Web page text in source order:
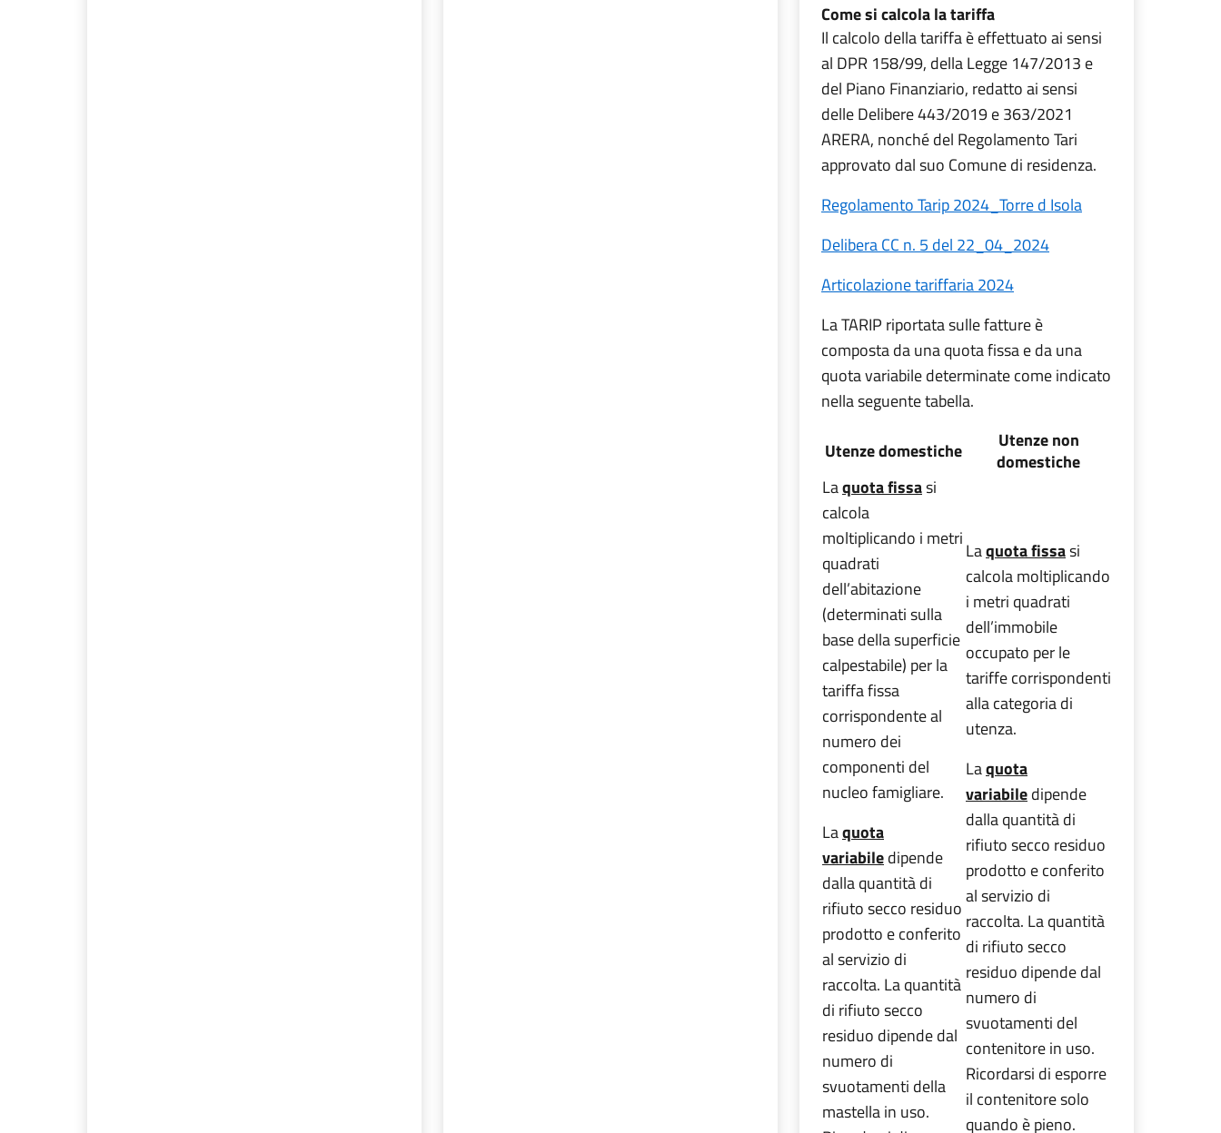
Come si calcola la tariffa
Il calcolo della tariffa è effettuato ai sensi
al DPR 158/99, della Legge 147/2013 e
del Piano Finanziario, redatto ai sensi
delle Delibere 443/2019 e 363/2021
ARERA, nonché del Regolamento Tari
approvato dal suo Comune di residenza.
Regolamento Tarip 2024_Torre d Isola
Delibera CC n. 5 del 22_04_2024
Articolazione tariffaria 2024
La TARIP riportata sulle fatture è
composta da una quota fissa e da una
quota variabile determinate come indicato
nella seguente tabella.
Utenze domestiche
Utenze non
domestiche
Laquota fissasi
calcola
moltiplicando i metri
quadrati
dell’abitazione
(determinati sulla
base della superficie
calpestabile) per la
tariffa fissa
corrispondente al
numero dei
componenti del
nucleo famigliare.
Laquota
variabiledipende
dalla quantità di
rifiuto secco residuo
prodotto e conferito
al servizio di
raccolta. La quantità
di rifiuto secco
residuo dipende dal
numero di
svuotamenti della
mastella in uso.
Laquota fissasi
calcola moltiplicando
i metri quadrati
dell’immobile
occupato per le
tariffe corrispondenti
alla categoria di
utenza.
Laquota
variabiledipende
dalla quantità di
rifiuto secco residuo
prodotto e conferito
al servizio di
raccolta. La quantità
di rifiuto secco
residuo dipende dal
numero di
svuotamenti del
contenitore in uso.
Ricordarsi di esporre
il contenitore solo
quando è pieno.